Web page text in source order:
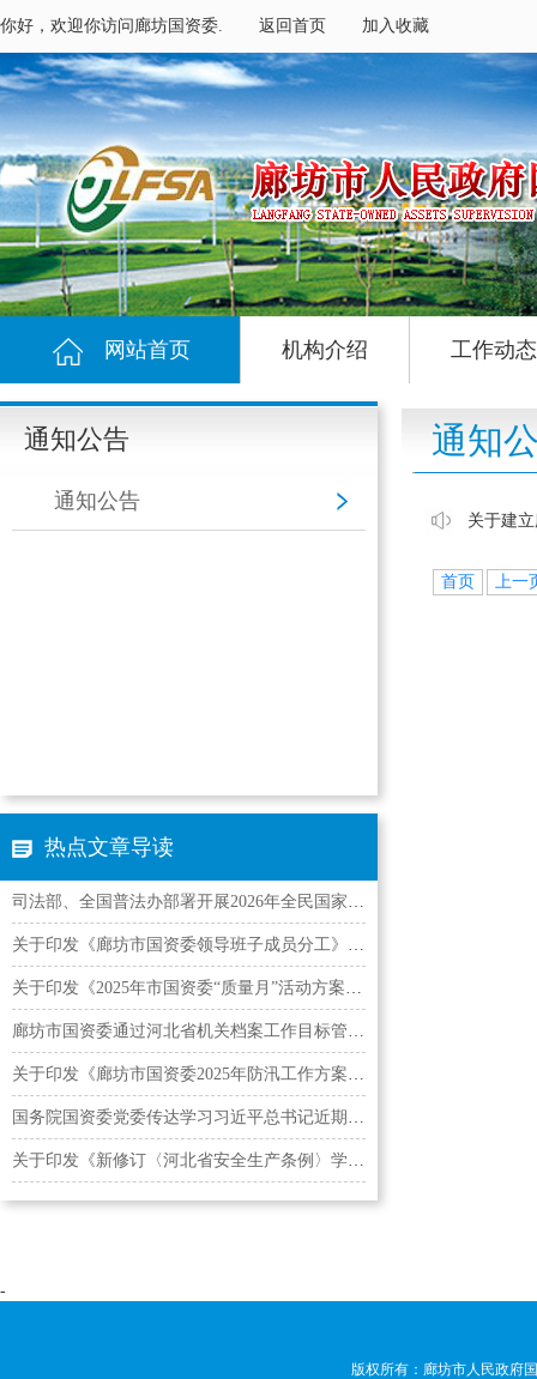
你好，欢迎你访问廊坊国资委. 返回首页 加入收藏
网站首页 机构介绍 工作动态
通知公告
通知公告
热点文章导读
司法部、全国普法办部署开展2026年全民国家安全教育…
关于印发《廊坊市国资委领导班子成员分工》的通知
关于印发《2025年市国资委“质量月”活动方案》的通知
廊坊市国资委通过河北省机关档案工作目标管理AAA认证
关于印发《廊坊市国资委2025年防汛工作方案》的通知
国务院国资委党委传达学习习近平总书记近期重要讲话…
关于印发《新修订〈河北省安全生产条例〉学习宣传贯…
通知
关于建
首页 上一
-
版权所有：廊坊市人民政府